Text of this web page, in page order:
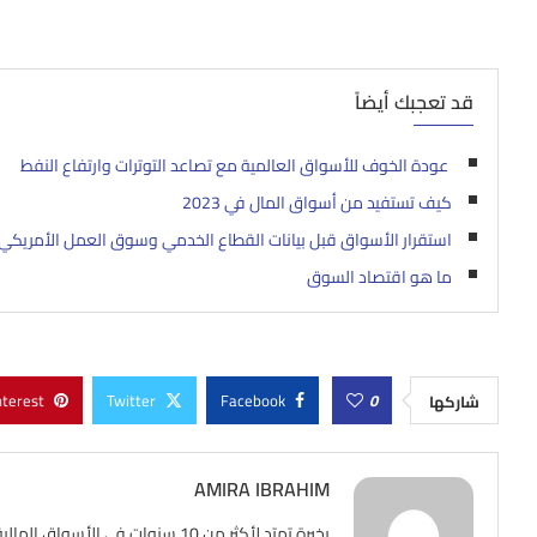
قد تعجبك أيضاً
عودة الخوف للأسواق العالمية مع تصاعد التوترات وارتفاع النفط
كيف تستفيد من أسواق المال في 2023
استقرار الأسواق قبل بيانات القطاع الخدمي وسوق العمل
ما هو اقتصاد السوق
شاركها 0
Facebook
Twitter
AMIRA IBRAHIM